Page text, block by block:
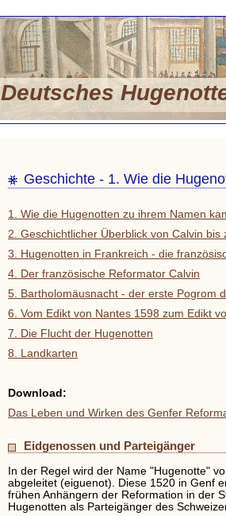
Deutsches
Geschichte - 1. Wie die
1. Wie die Hugenotten zu ihrem Namen
2. Geschichtlicher Überblick von Calvin
3. Hugenotten in Frankreich - die
4. Der französische Reformator Calvin
5. Bartholomäusnacht - der erste Pogrom
6. Vom Edikt von Nantes 1598 zum Edikt
7. Die Flucht der Hugenotten
8. Landkarten
Download:
Das Leben und Wirken des Genfer
Eidgenossen und Parteigänger
In der Regel wird der Name "Hugenotte"
abgeleitet (eiguenot). Diese 1520 in Genf
frühen Anhängern der Reformation in der
Hugenotten als Parteigänger des